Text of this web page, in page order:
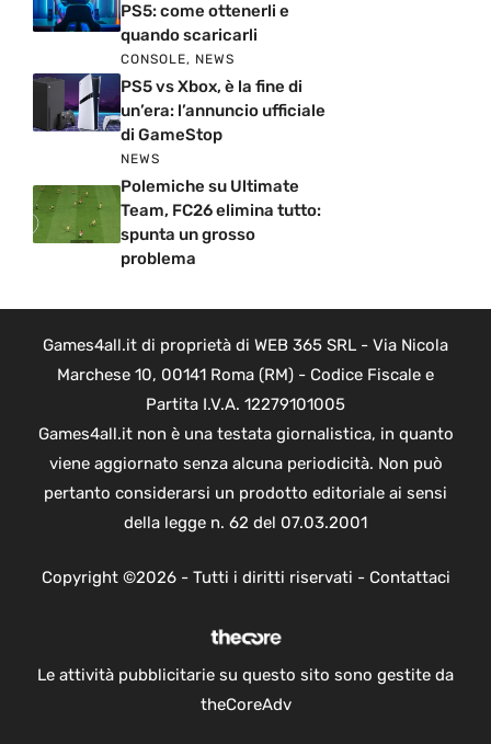
PS5: come ottenerli e
quando scaricarli
CONSOLE, NEWS
PS5 vs Xbox, è la fine di
un’era: l’annuncio ufficiale
di GameStop
NEWS
Polemiche su Ultimate
Team, FC26 elimina tutto:
spunta un grosso
problema
Games4all.it di proprietà di WEB 365 SRL - Via Nicola
Marchese 10, 00141 Roma (RM) - Codice Fiscale e
Partita I.V.A. 12279101005
Games4all.it non è una testata giornalistica, in quanto
viene aggiornato senza alcuna periodicità. Non può
pertanto considerarsi un prodotto editoriale ai sensi
della legge n. 62 del 07.03.2001
Copyright ©2026 - Tutti i diritti riservati - Contattaci
Le attività pubblicitarie su questo sito sono gestite da
theCoreAdv